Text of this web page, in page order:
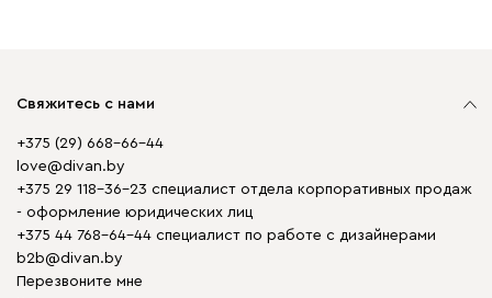
Свяжитесь с нами
+375 (29) 668-66-44
love@divan.by
+375 29 118-36-23 специалист отдела корпоративных продаж
- оформление юридических лиц
+375 44 768-64-44 специалист по работе с дизайнерами
b2b@divan.by
Перезвоните мне